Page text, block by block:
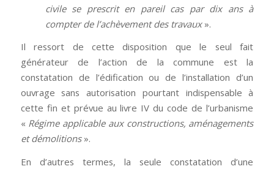
civile se prescrit en pareil cas par dix ans à
compter de l’achèvement des travaux».
Il ressort de cette disposition que le seul fait
générateur de l’action de la commune est la
constatation de l’édification ou de l’installation d’un
ouvrage sans autorisation pourtant indispensable à
cette fin et prévue au livre IV du code de l’urbanisme
« Régime applicable aux constructions, aménagements
et démolitions».
En d’autres termes, la seule constatation d’une